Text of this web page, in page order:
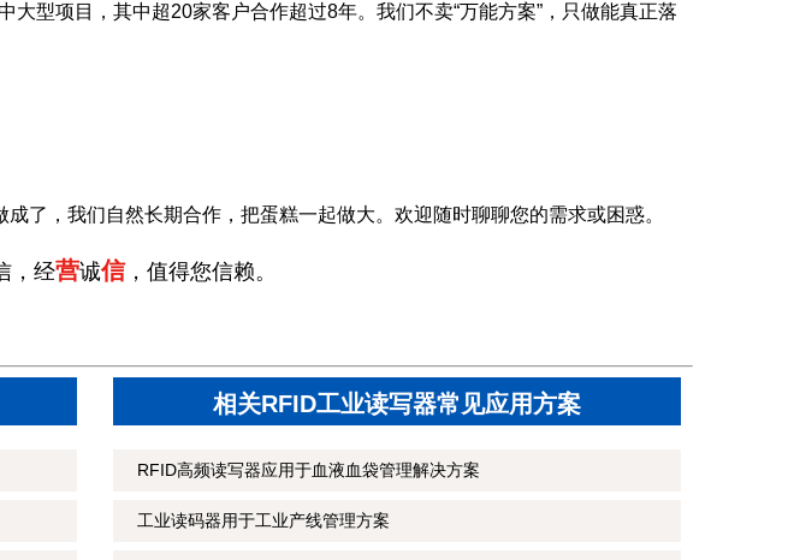
型项目，其中超20家客户合作超过8年。我们不卖“万能方案”，只做能真正落
了，我们自然长期合作，把蛋糕一起做大。欢迎随时聊聊您的需求或困惑。
，经营诚信，值得您信赖。
相关RFID工业读写器常见应用方案
RFID高频读写器应用于血液血袋管理解决方案
工业读码器用于工业产线管理方案